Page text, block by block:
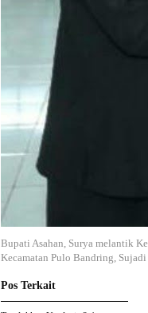
Bupati Asahan, Surya melantik
Kecamatan Pulo Bandring,
Pos Terkait